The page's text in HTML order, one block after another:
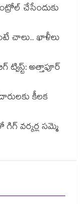
చేసేందుకు
చాలు.. ఖాళీలు
ట్విస్ట్: అత్తాపూర్
కీలక
వర్కర్ల సమ్మె